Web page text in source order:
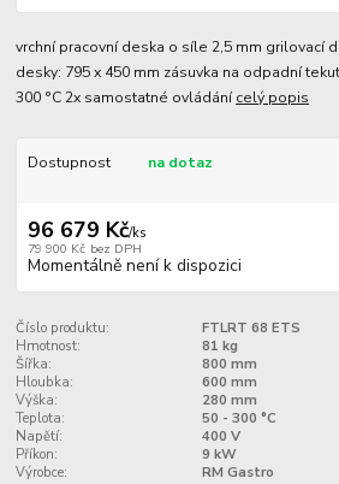
vrchní pracovní deska o síle 2,5 mm grilovací
desky: 795 x 450 mm zásuvka na odpadní
300 °C 2x samostatné ovládánícelý popis
Dostupnost na dotaz
96 679 Kč/ks
79 900 Kč bez DPH
Momentálně není k dispozici
Číslo produktu:
FTLRT 68 ETS
Hmotnost:
81 kg
Šířka:
800 mm
Hloubka:
600 mm
Výška:
280 mm
Teplota:
50 - 300 °C
Napětí:
400 V
Příkon:
9 kW
Výrobce:
RM Gastro